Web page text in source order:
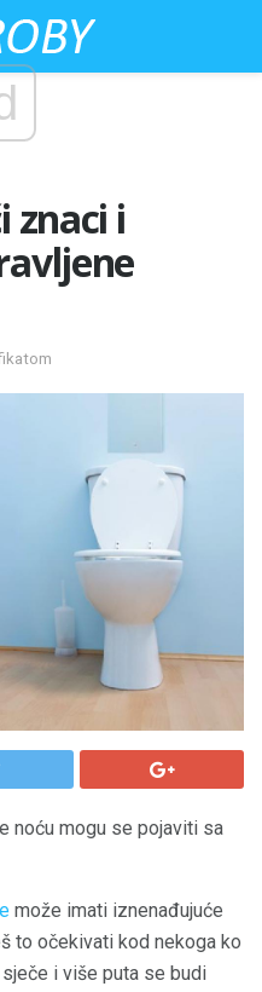
znaci i
noću mogu se pojaviti sa
može imati iznenađujuće
to očekivati ​​kod nekoga ko
i više puta se budi